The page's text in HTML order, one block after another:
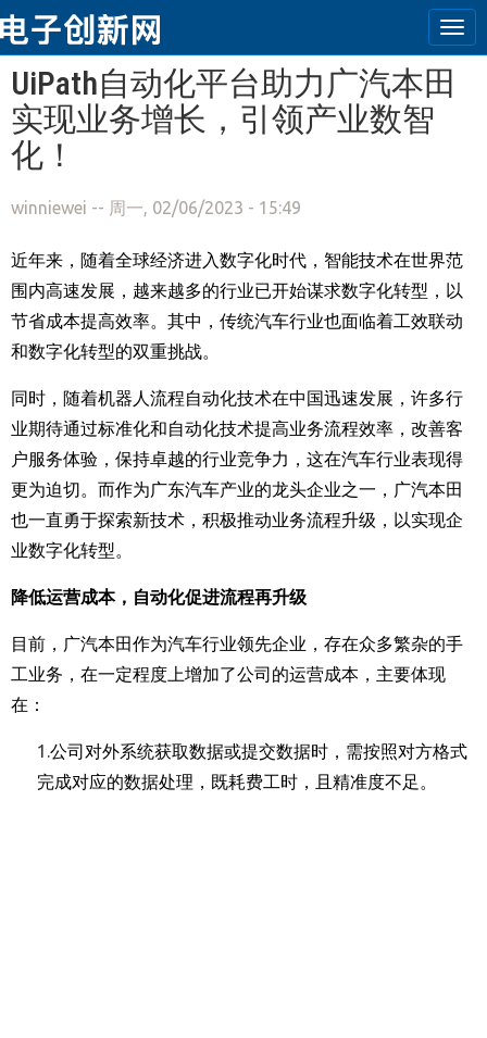
跳转到主要内容
UiPath自动化平台助力广汽本田
实现业务增长，引领产业数智
化！
winniewei -- 周一, 02/06/2023 - 15:49
近年来，随着全球经济进入数字化时代，智能技术在世界范
围内高速发展，越来越多的行业已开始谋求数字化转型，以
节省成本提高效率。其中，传统汽车行业也面临着工效联动
和数字化转型的双重挑战。
同时，随着机器人流程自动化技术在中国迅速发展，许多行
业期待通过标准化和自动化技术提高业务流程效率，改善客
户服务体验，保持卓越的行业竞争力，这在汽车行业表现得
更为迫切。而作为广东汽车产业的龙头企业之一，广汽本田
也一直勇于探索新技术，积极推动业务流程升级，以实现企
业数字化转型。
降低运营成本，自动化促进流程再升级
目前，广汽本田作为汽车行业领先企业，存在众多繁杂的手
工业务，在一定程度上增加了公司的运营成本，主要体现
在：
1.公司对外系统获取数据或提交数据时，需按照对方格式
完成对应的数据处理，既耗费工时，且精准度不足。